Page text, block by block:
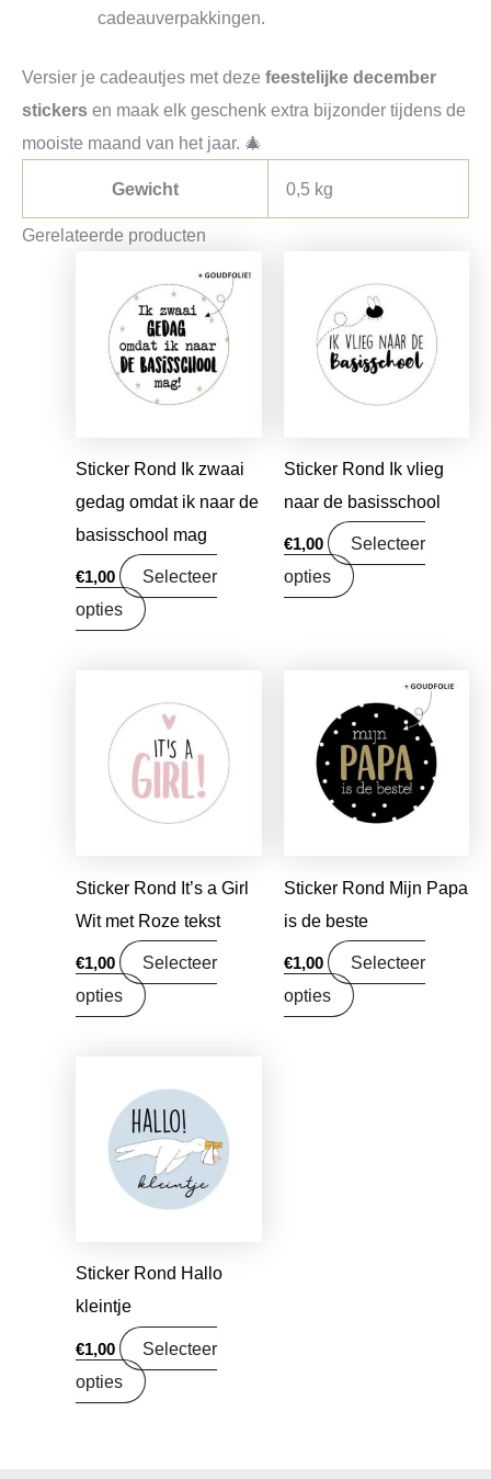
cadeauverpakkingen.
Versier je cadeautjes met deze feestelijke december
stickers en maak elk geschenk extra bijzonder tijdens de
mooiste maand van het jaar. 🎄
Gewicht 0,5 kg
Gerelateerde producten
Sticker Rond Ik zwaai
gedag omdat ik naar de
basisschool mag
€1,00
Selecteer
opties
Sticker Rond Ik vlieg
naar de basisschool
€1,00
Selecteer
opties
Sticker Rond It’s a Girl
Wit met Roze tekst
€1,00
Selecteer
opties
Sticker Rond Mijn Papa
is de beste
€1,00
Selecteer
opties
Sticker Rond Hallo
kleintje
€1,00
Selecteer
opties